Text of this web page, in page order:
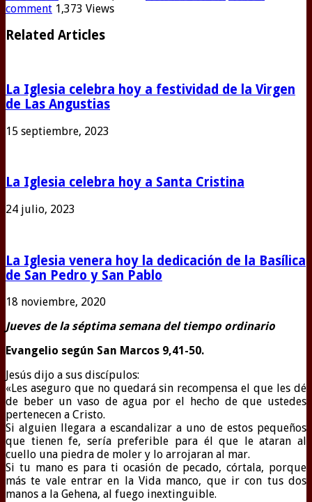
comment 1,373 Views
Related Articles
La Iglesia celebra hoy a festividad de la Virgen
de Las Angustias
15 septiembre, 2023
La Iglesia celebra hoy a Santa Cristina
24 julio, 2023
La Iglesia venera hoy la dedicación de la Basílica
de San Pedro y San Pablo
18 noviembre, 2020
Jueves de la séptima semana del tiempo ordinario
Evangelio según San Marcos 9,41-50.
esús dijo a sus discípulos:
«Les aseguro que no quedará sin recompensa el que les dé
de beber un vaso de agua por el hecho de que ustedes
pertenecen a Cristo.
Si alguien llegara a escandalizar a uno de estos pequeños
que tienen fe, sería preferible para él que le ataran al
cuello una piedra de moler y lo arrojaran al mar.
Si tu mano es para ti ocasión de pecado, córtala, porque
más te vale entrar en la Vida manco, que ir con tus dos
manos a la Gehena, al fuego inextinguible.